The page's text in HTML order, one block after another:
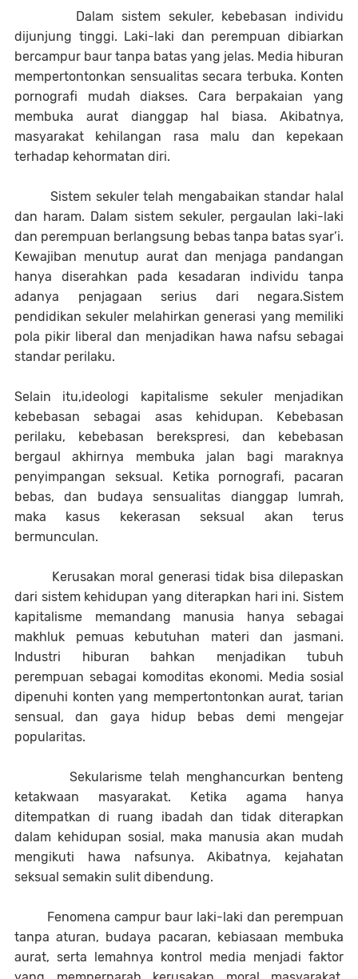
Dalam sistem sekuler, kebebasan individu
dijunjung tinggi. Laki-laki dan perempuan dibiarkan
bercampur baur tanpa batas yang jelas. Media hiburan
mempertontonkan sensualitas secara terbuka. Konten
pornografi mudah diakses. Cara berpakaian yang
membuka aurat dianggap hal biasa. Akibatnya,
masyarakat kehilangan rasa malu dan kepekaan
terhadap kehormatan diri.
Sistem sekuler telah mengabaikan standar halal
dan haram. Dalam sistem sekuler, pergaulan laki-laki
dan perempuan berlangsung bebas tanpa batas syar’i.
Kewajiban menutup aurat dan menjaga pandangan
hanya diserahkan pada kesadaran individu tanpa
adanya penjagaan serius dari negara.Sistem
pendidikan sekuler melahirkan generasi yang memiliki
pola pikir liberal dan menjadikan hawa nafsu sebagai
standar perilaku.
Selain itu,ideologi kapitalisme sekuler menjadikan
kebebasan sebagai asas kehidupan. Kebebasan
perilaku, kebebasan berekspresi, dan kebebasan
bergaul akhirnya membuka jalan bagi maraknya
penyimpangan seksual. Ketika pornografi, pacaran
bebas, dan budaya sensualitas dianggap lumrah,
maka kasus kekerasan seksual akan terus
bermunculan.
Kerusakan moral generasi tidak bisa dilepaskan
dari sistem kehidupan yang diterapkan hari ini. Sistem
kapitalisme memandang manusia hanya sebagai
makhluk pemuas kebutuhan materi dan jasmani.
Industri hiburan bahkan menjadikan tubuh
perempuan sebagai komoditas ekonomi. Media sosial
dipenuhi konten yang mempertontonkan aurat, tarian
sensual, dan gaya hidup bebas demi mengejar
popularitas.
Sekularisme telah menghancurkan benteng
ketakwaan masyarakat. Ketika agama hanya
ditempatkan di ruang ibadah dan tidak diterapkan
dalam kehidupan sosial, maka manusia akan mudah
mengikuti hawa nafsunya. Akibatnya, kejahatan
seksual semakin sulit dibendung.
Fenomena campur baur laki-laki dan perempuan
tanpa aturan, budaya pacaran, kebiasaan membuka
aurat, serta lemahnya kontrol media menjadi faktor